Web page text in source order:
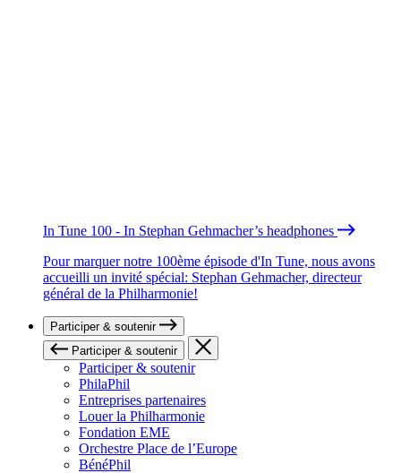
In Tune 100 - In Stephan Gehmacher’s headphones
Pour marquer notre 100ème épisode d'In Tune, nous avons
accueilli un invité spécial: Stephan Gehmacher, directeur
général de la Philharmonie!
Participer & soutenir
Participer & soutenir
Participer & soutenir
PhilaPhil
Entreprises partenaires
Louer la Philharmonie
Fondation EME
Orchestre Place de l’Europe
BénéPhil